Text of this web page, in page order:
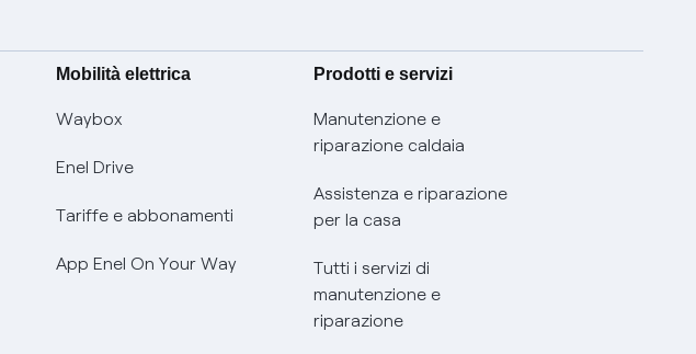
Mobilità elettrica
Waybox
Enel Drive
Tariffe e abbonamenti
App Enel On Your Way
Prodotti e servizi
Manutenzione e
riparazione caldaia
Assistenza e riparazione
per la casa
Tutti i servizi di
manutenzione e
riparazione